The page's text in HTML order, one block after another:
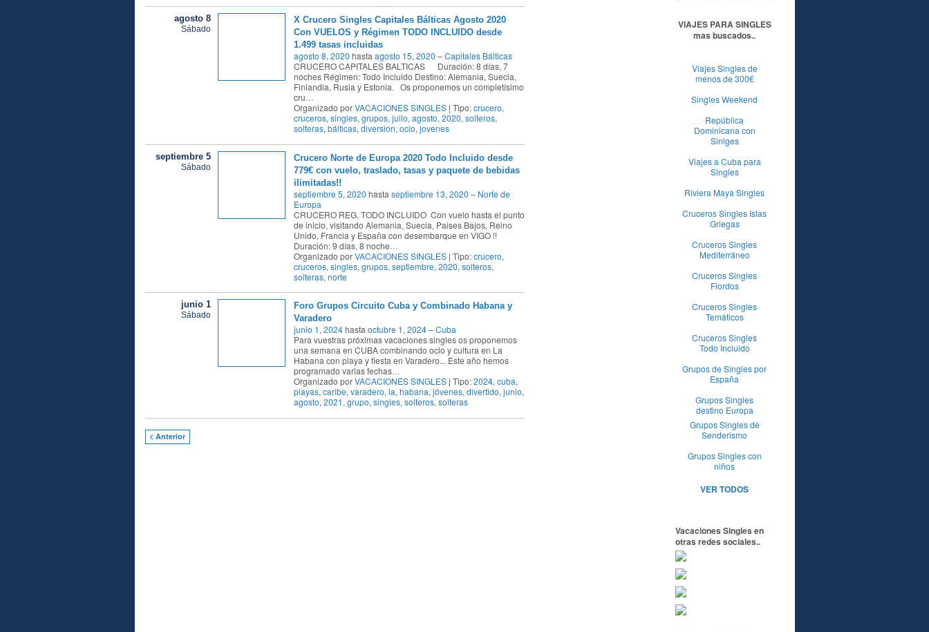
agosto 8
Sábado
X Crucero Singles Capitales Bálticas Agosto 2020
Con VUELOS y Régimen TODO INCLUIDO desde
1.499 tasas incluidas
agosto 8, 2020 hasta agosto 15, 2020 –Capitales Bálticas
CRUCERO CAPITALES BALTICAS Duración: 8 días, 7
noches Régimen: Todo Incluido Destino: Alemania, Suecia,
Finlandia, Rusia y Estonia. Os proponemos un completísimo
cru…
Organizado porVACACIONES SINGLES| Tipo:crucero,
cruceros, singles, grupos, julio, agosto, 2020, solteros,
solteras, bálticas, diversion, ocio, jovenes
septiembre 5
Sábado
Crucero Norte de Europa 2020 Todo Incluido desde
779€ con vuelo, traslado, tasas y paquete de bebidas
ilimitadas!!
septiembre 5, 2020 hasta septiembre 13, 2020 – Norte de
Europa
CRUCERO REG. TODO INCLUIDO Con vuelo hasta el punto
de inicio, visitando Alemania, Suecia, Paises Bajos, Reino
Unido, Francia y España con desembarque en VIGO !!
Duración: 9 días, 8 noche…
Organizado porVACACIONES SINGLES| Tipo:crucero,
cruceros, singles, grupos, septiembre, 2020, solteros,
solteras, norte
junio 1
Sábado
Foro Grupos Circuito Cuba y Combinado Habana y
Varadero
junio 1, 2024hasta octubre 1, 2024–Cuba
Para vuestras próximas vacaciones singles os proponemos
una semana en CUBA combinando ocio y cultura en La
Habana con playa y fiesta en Varadero... Este año hemos
programado varias fechas…
Organizado porVACACIONES SINGLES| Tipo:2024, cuba,
playas, caribe, varadero, la, habana, jóvenes, divertido, junio,
agosto, 2021, grupo, singles, solteros, solteras
< Anterior
VIAJES PARA SINGLES
mas buscados..
Viajes Singles de
menos de 300€
Singles Weekend
República
Dominicana con
Sinlges
Viajes a Cuba para
Singles
Riviera Maya Singles
Cruceros Singles Islas
Griegas
Cruceros Singles
Mediterráneo
Cruceros Singles
Fiordos
Cruceros Singles
Temáticos
Cruceros Singles
Todo Incluido
Grupos de Singles por
España
Grupos Singles
destino Europa
Grupos Singles de
Senderismo
Grupos Singles con
niños
VER TODOS
Vacaciones Singles en
otras redes sociales..